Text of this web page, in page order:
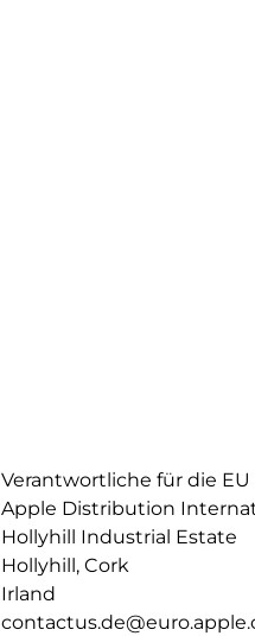
Verantwortliche für die EU
Apple Distribution
Hollyhill Industrial Estate
Hollyhill, Cork
Irland